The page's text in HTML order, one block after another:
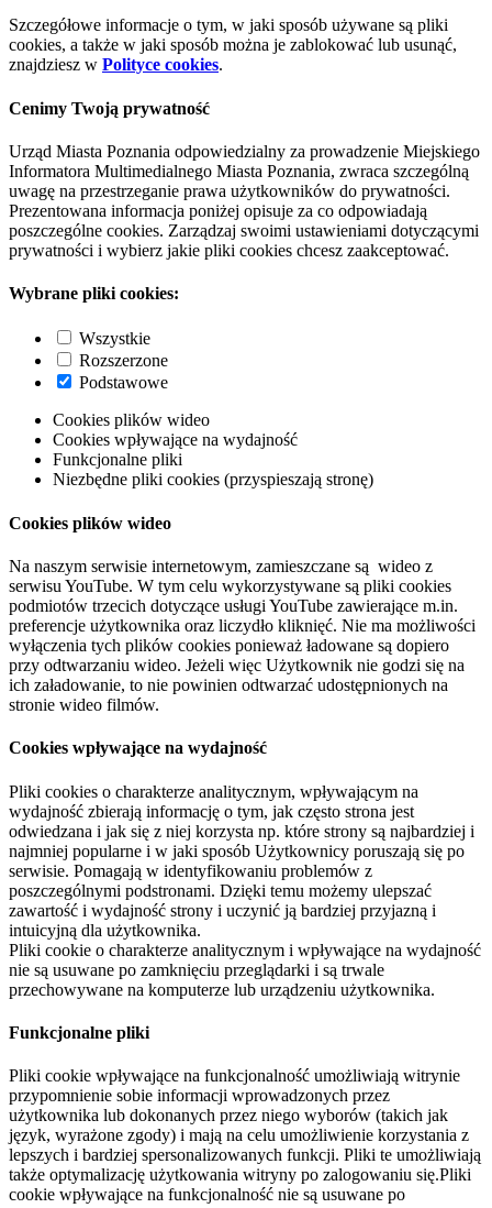
Szczegółowe informacje o tym, w jaki sposób używane są pliki
cookies, a także w jaki sposób można je zablokować lub usunąć,
znajdziesz w Polityce cookies.
Cenimy Twoją prywatność
Urząd Miasta Poznania odpowiedzialny za prowadzenie Miejskiego
Informatora Multimedialnego Miasta Poznania, zwraca szczególną
uwagę na przestrzeganie prawa użytkowników do prywatności.
Prezentowana informacja poniżej opisuje za co odpowiadają
poszczególne cookies. Zarządzaj swoimi ustawieniami dotyczącymi
prywatności i wybierz jakie pliki cookies chcesz zaakceptować.
Wybrane pliki cookies:
Wszystkie
Rozszerzone
Podstawowe
Cookies plików wideo
Cookies wpływające na wydajność
Funkcjonalne pliki
Niezbędne pliki cookies (przyspieszają stronę)
Cookies plików wideo
Na naszym serwisie internetowym, zamieszczane są wideo z
serwisu YouTube. W tym celu wykorzystywane są pliki cookies
podmiotów trzecich dotyczące usługi YouTube zawierające m.in.
preferencje użytkownika oraz liczydło kliknięć. Nie ma możliwości
wyłączenia tych plików cookies ponieważ ładowane są dopiero
przy odtwarzaniu wideo. Jeżeli więc Użytkownik nie godzi się na
ich załadowanie, to nie powinien odtwarzać udostępnionych na
stronie wideo filmów.
Cookies wpływające na wydajność
Pliki cookies o charakterze analitycznym, wpływającym na
wydajność zbierają informację o tym, jak często strona jest
odwiedzana i jak się z niej korzysta np. które strony są najbardziej i
najmniej popularne i w jaki sposób Użytkownicy poruszają się po
serwisie. Pomagają w identyfikowaniu problemów z
poszczególnymi podstronami. Dzięki temu możemy ulepszać
zawartość i wydajność strony i uczynić ją bardziej przyjazną i
intuicyjną dla użytkownika.
Pliki cookie o charakterze analitycznym i wpływające na wydajność
nie są usuwane po zamknięciu przeglądarki i są trwale
przechowywane na komputerze lub urządzeniu użytkownika.
Funkcjonalne pliki
Pliki cookie wpływające na funkcjonalność umożliwiają witrynie
przypomnienie sobie informacji wprowadzonych przez
użytkownika lub dokonanych przez niego wyborów (takich jak
język, wyrażone zgody) i mają na celu umożliwienie korzystania z
lepszych i bardziej spersonalizowanych funkcji. Pliki te umożliwiają
także optymalizację użytkowania witryny po zalogowaniu się.Pliki
cookie wpływające na funkcjonalność nie są usuwane po